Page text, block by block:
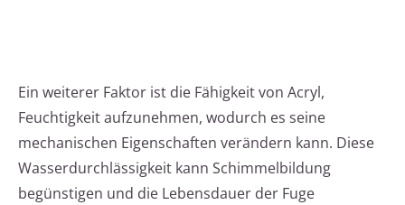
Ein weiterer Faktor ist die Fähigkeit von Acryl,
Feuchtigkeit aufzunehmen, wodurch es seine
mechanischen Eigenschaften verändern kann. Diese
Wasserdurchlässigkeit kann Schimmelbildung
begünstigen und die Lebensdauer der Fuge